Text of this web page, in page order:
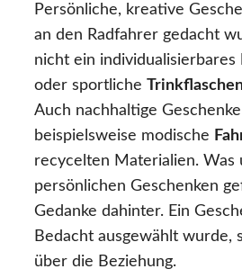
Persönliche, kreative
an den Radfahrer gedacht
nicht ein individualisierbares
oder sportliche
Auch nachhaltige
beispielsweise modische
recycelten Materialien. Was
persönlichen Geschenken
Gedanke dahinter. Ein
Bedacht ausgewählt wurde,
über die Beziehung.